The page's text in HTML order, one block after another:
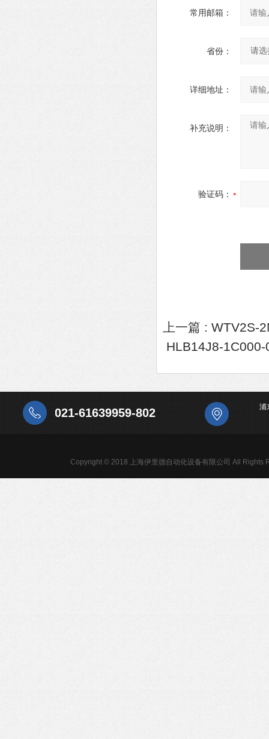
常用邮箱：
省份：
详细地址：
补充说明：
验证码：
上一篇 : WTV2S-
HLB14J8-
021-61639959-802 浦
Copyright © 2018 上海伊里德自动化设备有限公司 All Rights